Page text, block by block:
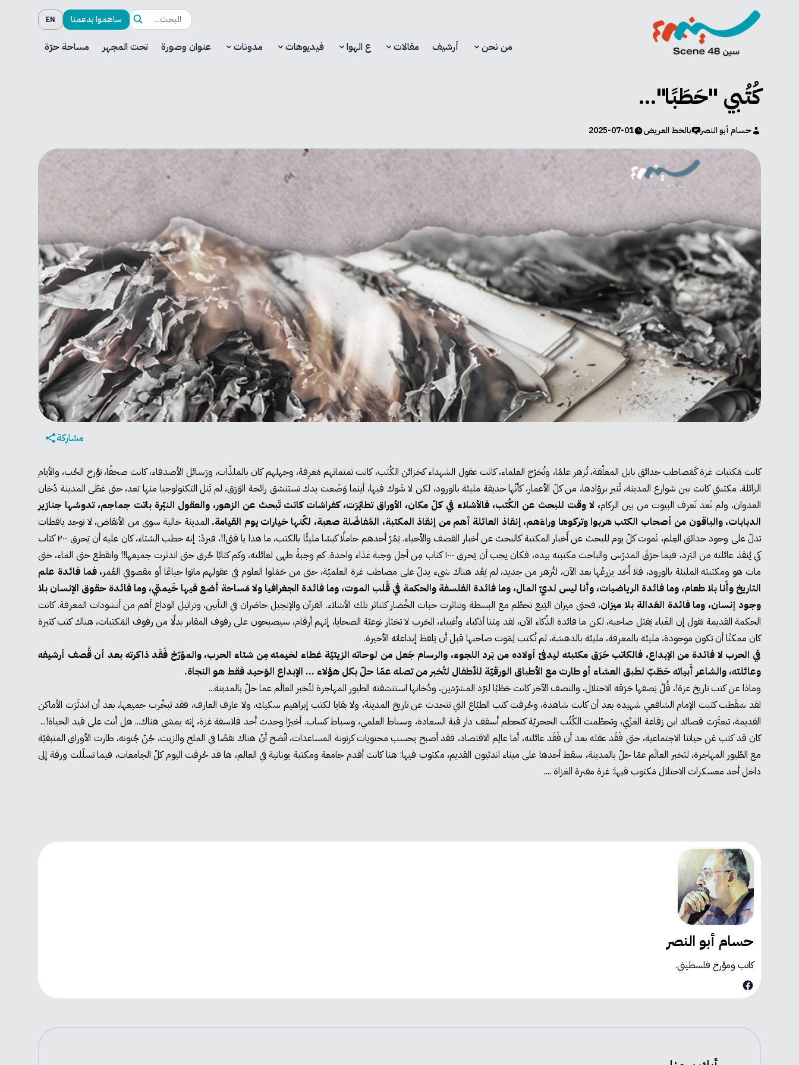
ساهموا بدعمنا EN
من نحن أرشيف مقالات ع الهوا فيديوهات مدونات عنوان وصورة تحت المجهر مساحة حرّة
كُتُبي "حَطَبًا"...
حسام أبو النصر بالخط العريض 2025-07-01
مشاركة
كانت مَكتبات غزة كَمَصاطب حدائق بابل المعلّقة، تُزهر علمًا، وتُخرّج العلماء، كانت عقول الشهداء كخزائن الكُتب، كانت تمتماتهم مَعرِفة، وجهلهم كان بالملذّات، ورَسائل الأصدقاء، كانت صحفًا، تؤرخ الحُب، والأيام
الزائلة. مكتبتي كانت بين شوارع المدينة، تُنير بروّادها، من كلّ الأعمار، كأنّها حديقة مليئة بالورود، لكن لا شَوك فيها، أينما وَضَعت يدك تستنشق رائحة الوَرَق، لم تَنل التكنولوجيا منها بَعد، حتى غطّى المدينة دُخان
العدوان، ولم نَعد نَعرف البيوت من بين الركام، لا وقت للبحث عن الكُتب، فالأشلاء في كلّ مكان، الأوراق تطايَرَت، كفراشات كانت تَبحث عن الزهور، والعقول النيّرة باتت جماجم، تدوسُها جنازير
الدبابات، والباقون من أصحاب الكتب هربوا وتركوها وراءَهم، إنقاذ العائلة أهم من إنقاذ المكتبة، المُفاضَلة صعبة، لكّنها خيارات يوم القيامة. المدينة خالية سوى من الأنقاض، لا توجد يافطات
تدلّ على وجود حدائق العِلم، نَموت كلّ يوم للبحث عن أَخبار المكتبة كالبحث عن أخبار القصف والأحياء. يَمُرّ أحدهم حاملًا كيسًا مليئًا بالكتب، ما هذا يا فتى!!، فيردّ: إنه حطب الشتاء، كان عليه أن يَحرق ٢٠٠ كتاب
كي يُنقذ عائلته من البَرد، فيما حرَقَ المدرّس والباحث مكتبته بيده، فكان يجب أن يَحرق ١٠٠٠ كتاب مِن أجل وجبة غذاء واحدة. كم وجبةً طهى لعائلته، وكم كتابًا حُرق حتى اندثرت جميعها!! وانقطع حتى الماء، حتى
مات هو ومكتبته المليئة بالورود، فلا أَحَد يزرعُها بعد الآن، لتُزهر من جديد، لم يَعُد هناك شيء يدلّ على مصاطب غزة العلميّة، حتى من حَمَلوا العلوم في عقولهم ماتوا جياعًا أو مقصوفي العُمر، فما فائدة علم
التاريخ وأَنا بلا طعام، وما فائدة الرياضيات، وأنا ليس لديّ المال، وما فائدة الفلسفة والحكمة في قَلب الموت، وما فائدة الجغرافيا ولا مَساحة أضع فيها خَيمتي، وما فائدة حقوق الإنسان بلا
وجود إنسان، وما فائدة العَدالة بلا ميزان، فحتى ميزان البَيع تحطّم مع البسطة وتناثرت حبات الخُضار كتناثر تلك الأشلاء. القرآن والإنجيل حاضران في التأبين، وتراتيل الوداع أهم من أنشودات المعرفة. كانت
الحكمة القديمة تقول إن الغَباء يَقتل صاحبه، لكن ما فائدة الذّكاء الآن، لقد مِتنا أذكياء وأغبياء، الحَرب لا تختار نوعيّة الضحايا، إنهم أرقام، سيصبحون على رفوف المقابر بدلًا من رفوف المَكتبات، هناك كتب كثيرة
كان ممكنًا أن تكون موجودة، مليئة بالمعرفة، مليئة بالدهشة، لم تُكتب لِمَوت صاحبها قبل أن يَلفظ إبداعاته الأخيرة.
في الحرب لا فائدة من الإبداع، فالكاتب حَرَق مكتبته ليدفئ أولاده من بَرد اللجوء، والرسام جَعل من لوحاته الزيتيّة غطاء لخيمته مِن شتاء الحرب، والمؤرّخ فَقَد ذاكرته بعد أن قُصف أرشيفه
وعائلته، والشاعر أَبياته حَطَبٌ لطبق العشاء أو طارت مع الأطباق الورقيّة للأطفال لتُخبر من تصله عمّا حلّ بكل هؤلاء ... الإبداع الوَحيد فقط هو النجاة.
وماذا عن كتب تاريخ غزة!، قُلْ نِصفها حَرَقه الاحتلال، والنصف الآخر كانت حَطَبًا لبَرْد المشرّدين، ودُخانها استنشقته الطيور المهاجرة لتُخبر العالَم عما حلّ بالمدينة...
لقد سَقَطت كتبت الإمام الشافعي شهيدة بعد أن كانت شاهدة، وحُرقت كتب الطبّاع التي تتحدث عن تاريخ المدينة، ولا بقايا لكتب إبراهيم سكيك، ولا عارف العارف، فقد تبخّرت جميعها، بعد أن اندثَرَت الأماكن
القديمة، تبعثَرَت قصائد ابن زقاعة الغزّي، وتحطّمت الكُتُب الحجريّة كتحطم أسقف دار قبة السعادة، وسباط العلمي، وسباط كساب. أخيرًا وجدت أحد فلاسفة غزة، إنه يمشي هناك... هل أنت على قيد الحياة!...
كان قد كتب عَن حياتنا الاجتماعية، حتى فَقَد عقله بعد أن فَقَد عائلته، أما عالِم الاقتصاد، فقد أصبح يحسب محتويات كرتونة المساعدات، اتّضح أنّ هناك نقصًا في الملح والزيت، جُنّ جُنونه، طارت الأوراق المتبقيّة
مع الطّيور المهاجرة، لتخبر العالَم عمّا حلّ بالمدينة، سقط أحدها على ميناء اندثيون القديم، مكتوب فيها: هنا كانت أقدم جامعة ومكتبة يونانية في العالم، ها قد حُرِقت اليوم كلّ الجامعات، فيما تسلّلت ورقة إلى
داخل أحد معسكرات الاحتلال مَكتوب فيها: غزة مقبرة الغزاة ....
حسام أبو النصر
كاتب ومؤرخ فلسطيني.
Facebook